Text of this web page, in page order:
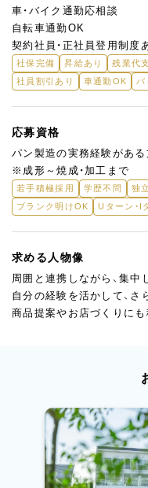
車・バイク通勤応相談
自転車通勤OK
契約社員・正社員登用制度
社保完備 昇給あり 残業代
社員割引あり
車通勤OK バ
応募資格
パン製造の実務経験がある
※成形～焼成・加工まで
若手積極採用 学歴不問 独
ブランク明けOK
Uターン・I
求める人物像
周囲と連携しながら、集
自分の経験を活かして、
商品提案やお店づくりに